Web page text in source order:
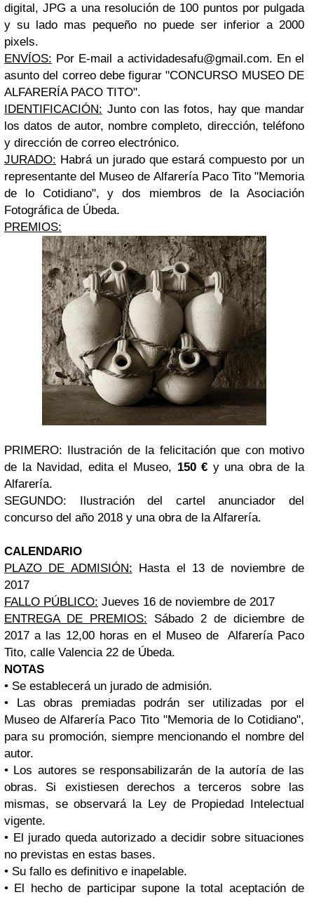
digital, JPG a una resolución de 100 puntos por pulgada
y su lado mas pequeño no puede ser inferior a 2000
pixels.
ENVÍOS: Por E-mail a actividadesafu@gmail.com. En el
asunto del correo debe figurar "CONCURSO MUSEO DE
ALFARERÍA PACO TITO".
IDENTIFICACIÓN: Junto con las fotos, hay que mandar
los datos de autor, nombre completo, dirección, teléfono
y dirección de correo electrónico.
JURADO: Habrá un jurado que estará compuesto por un
representante del Museo de Alfarería Paco Tito "Memoria
de lo Cotidiano", y dos miembros de la Asociación
Fotográfica de Úbeda.
PREMIOS:
PRIMERO: Ilustración de la felicitación que con motivo
de la Navidad, edita el Museo, 150 € y una obra de la
Alfarería.
SEGUNDO: Ilustración del cartel anunciador del
concurso del año 2018 y una obra de la Alfarería.
CALENDARIO
PLAZO DE ADMISIÓN: Hasta el 13 de noviembre de
2017
FALLO PÚBLICO: Jueves 16 de noviembre de 2017
ENTREGA DE PREMIOS: Sábado 2 de diciembre de
2017 a las 12,00 horas en el Museo de Alfarería Paco
Tito, calle Valencia 22 de Úbeda.
NOTAS
• Se establecerá un jurado de admisión.
• Las obras premiadas podrán ser utilizadas por el
Museo de Alfarería Paco Tito "Memoria de lo Cotidiano",
para su promoción, siempre mencionando el nombre del
autor.
• Los autores se responsabilizarán de la autoría de las
obras. Si existiesen derechos a terceros sobre las
mismas, se observará la Ley de Propiedad Intelectual
vigente.
• El jurado queda autorizado a decidir sobre situaciones
no previstas en estas bases.
• Su fallo es definitivo e inapelable.
• El hecho de participar supone la total aceptación de